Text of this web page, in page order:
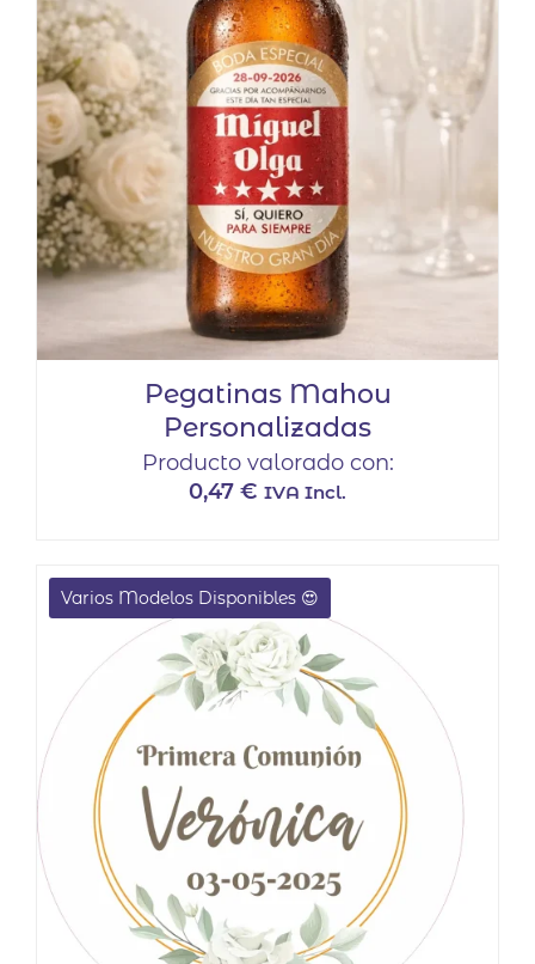
Pegatinas Mahou
Personalizadas
Producto valorado con:
0,47 € IVA Incl.
Varios Modelos Disponibles 😍